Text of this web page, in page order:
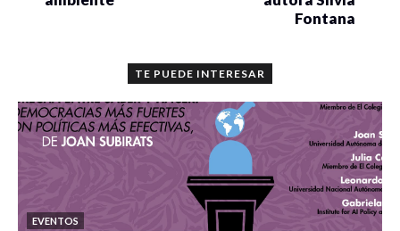
Fontana
TE PUEDE INTERESAR
EVENTOS